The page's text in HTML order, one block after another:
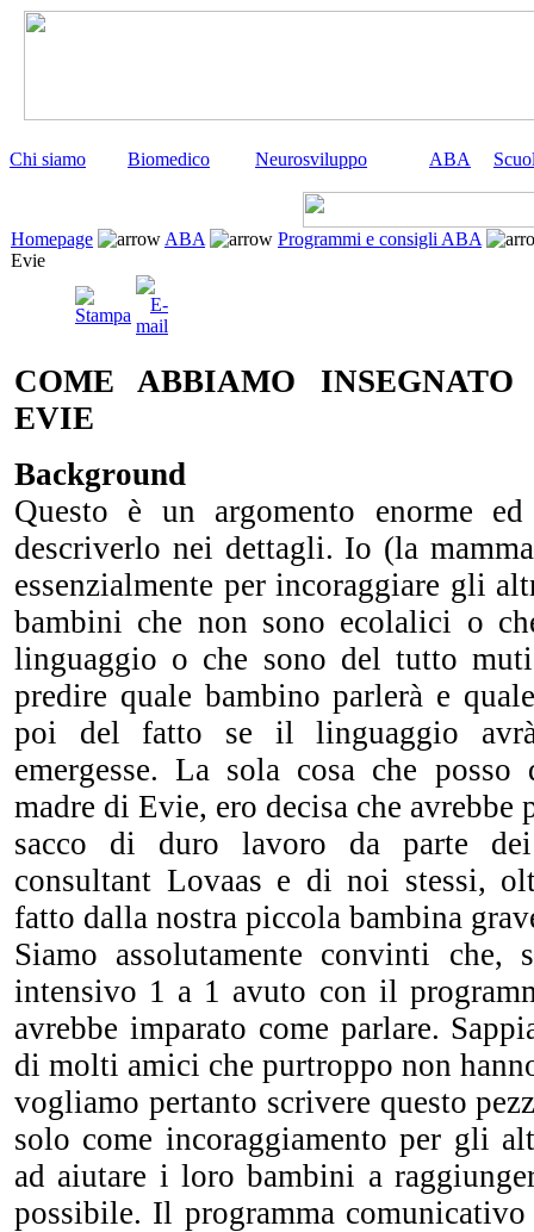
Chi siamo Biomedico Neurosviluppo ABA
Homepage ABA
Programmi e consigli ABA
Evie
COME ABBIAMO
EVIE
Background
Questo è un argomento enorme
descriverlo nei dettagli. Io (la
essenzialmente per incoraggiare gli
bambini che non sono ecolalici o
linguaggio o che sono del tutto
predire quale bambino parlerà e
poi del fatto se il linguaggio
emergesse. La sola cosa che
madre di Evie, ero decisa che
sacco di duro lavoro da parte
consultant Lovaas e di noi stessi,
fatto dalla nostra piccola bambina
Siamo assolutamente convinti che,
intensivo 1 a 1 avuto con il
avrebbe imparato come parlare.
di molti amici che purtroppo non
vogliamo pertanto scrivere questo
solo come incoraggiamento per gli
ad aiutare i loro bambini a
possibile. Il programma